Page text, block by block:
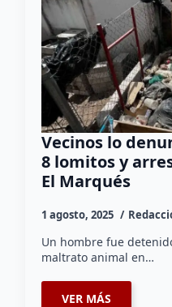
Vecinos lo
8 lomitos y
El Marqués
1 agosto, 2025
Un hombre fue
maltrato animal en…
VER MÁS